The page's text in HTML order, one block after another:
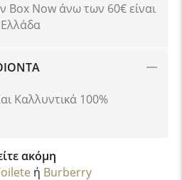
Box Now άνω των 60€ είναι
Καλλυντικά 100%
ακόμη
ή Burberry